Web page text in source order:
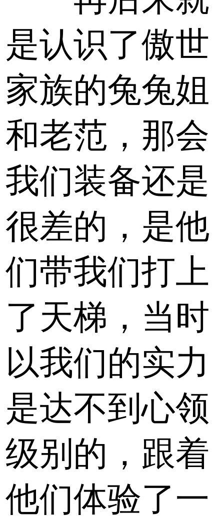
是认识了傲世
家族的兔兔姐
和老范，那会
我们装备还是
很差的，是他
们带我们打上
了天梯，当时
以我们的实力
是达不到心领
级别的，跟着
他们体验了一